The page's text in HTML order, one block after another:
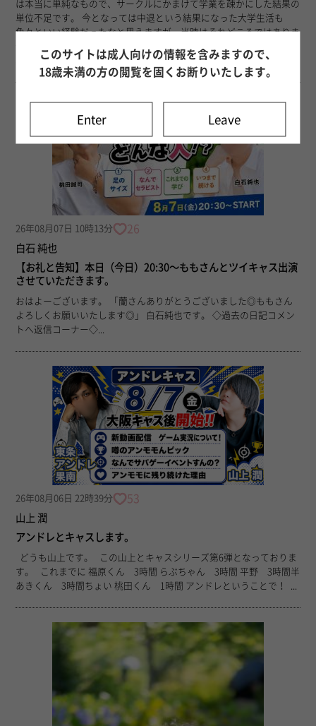
は本当に単純なもので、サークルにかまけて学業を疎かにした結果の
単位不足です。 今となっては中退という結果になった大学生活も
色々といい経験だったなと思えますが、当時はそれどころではありま
真面目に考えたことはありませんでした。...
26年08月07日 10時13分 26
白石 純也
【お礼と告知】本日（今日）20:30〜ももさんとツイキャス出演
させていただきます。
おはよーございます。 「蘭さんありがとうございました◎ももさん
よろしくお願いいたします◎」 白石純也です。 ◇過去の日記コメン
トへ返信コーナー◇...
26年08月06日 22時39分 53
山上 潤
アンドレとキャスします。
す。 これまでに 福原くん 3時間 らぶちゃん 3時間 平野 3時間半
このサイトは成人向けの情報を含みますので、
18歳未満の方の閲覧を固くお断りいたします。
Enter Leave